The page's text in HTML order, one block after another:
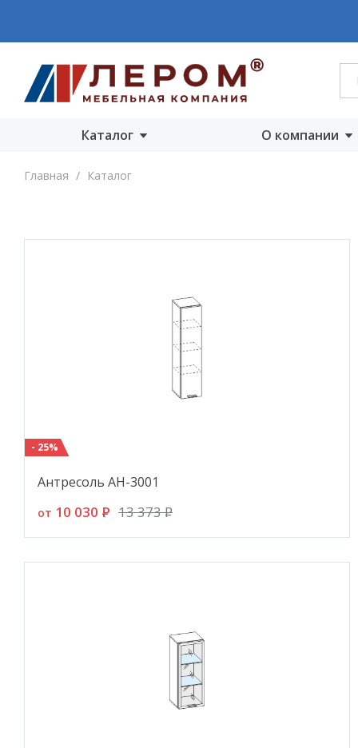
Каталог
Акции
Детские модульные
ВСЕ ЭЛЕМЕНТЫ И
О компании
Главная / Каталог
- 25%
Антресоль АН-3001
от 10 030 P 13 373P